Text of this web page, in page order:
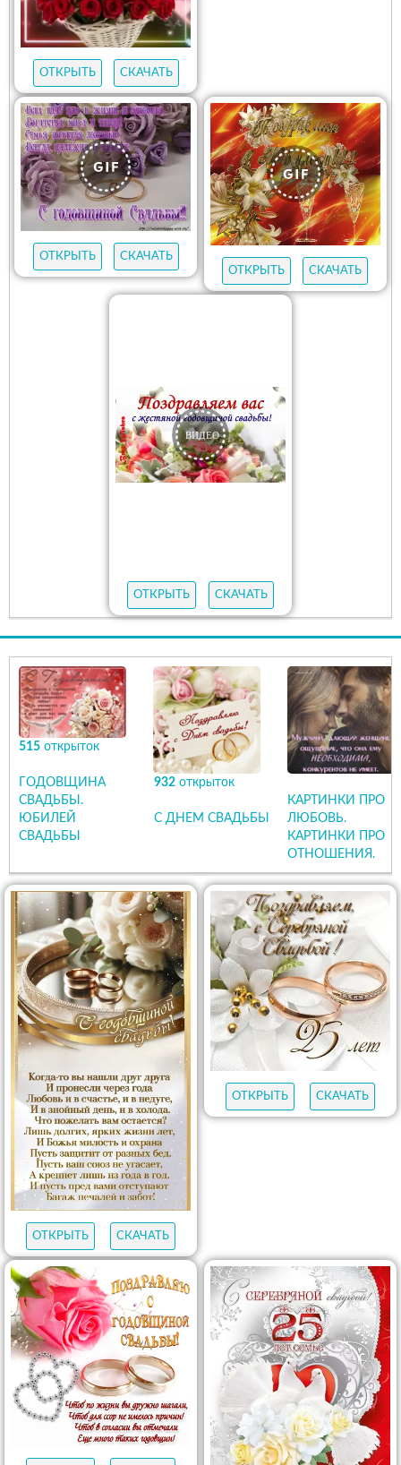
ОТКРЫТЬ СКАЧАТЬ
ОТКРЫТЬ
СКАЧАТЬ
ОТКРЫТЬ
СКАЧАТЬ
ОТКРЫТЬ СКАЧАТЬ
515 открыток
ГОДОВЩИНА
СВАДЬБЫ.
ЮБИЛЕЙ
СВАДЬБЫ
932открыток
С ДНЕМ СВАДЬБЫ
КАРТИНКИ ПРО
ЛЮБОВЬ.
КАРТИНКИ ПРО
ОТНОШЕНИЯ.
ОТКРЫТЬ СКАЧАТЬ
ОТКРЫТЬ СКАЧАТЬ